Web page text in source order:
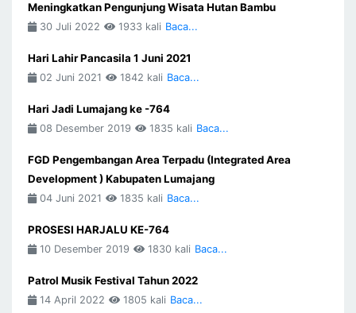
Meningkatkan Pengunjung Wisata Hutan Bambu
30 Juli 2022 1933 kali Baca...
Hari Lahir Pancasila 1 Juni 2021
02 Juni 2021 1842 kali Baca...
Hari Jadi Lumajang ke -764
08 Desember 2019 1835 kali Baca...
FGD Pengembangan Area Terpadu (Integrated Area
Development ) Kabupaten Lumajang
04 Juni 2021 1835 kali Baca...
PROSESI HARJALU KE-764
10 Desember 2019 1830 kali Baca...
Patrol Musik Festival Tahun 2022
14 April 2022 1805 kali Baca...